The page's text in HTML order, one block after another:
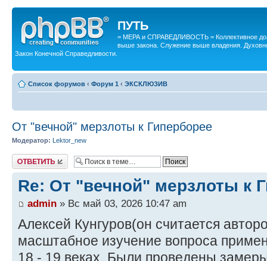
ПУТЬ
= МЕРА и СПРАВЕДЛИВОСТЬ = Коллективное
выше закона. Служение выше владения.
Закон Конечной Справедливости.
Список форумов ‹ Форум 1 ‹ ЭКСКЛЮЗИВ
От "вечной" мерзлоты к Гиперборее
Модератор: Lektor_new
Ответить
Re: От "вечной" мерзлоты к
admin » Вс май 03, 2026 10:47 am
Алексей Кунгуров(он считается
масштабное изучение вопроса
18 - 19 веках. Были проведены